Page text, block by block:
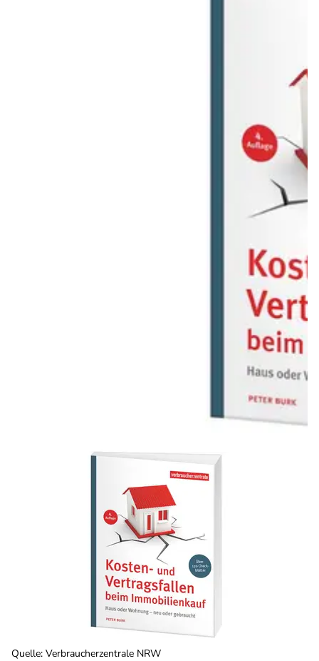
Quelle: Verbraucherzentrale NRW